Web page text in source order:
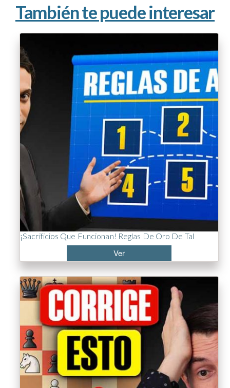
También te puede interesar
¡Sacrificios Que Funcionan! Reglas De Oro De Tal
Ver